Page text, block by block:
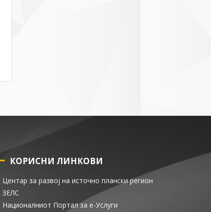
КОРИСНИ ЛИНКОВИ
Центар за развој на источно плански регион
ЗЕЛС
Националниот Портал за е-Услуги